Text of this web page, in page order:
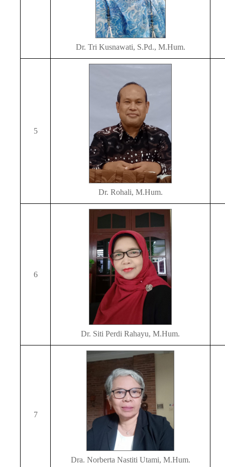
Dr. Tri Kusnawati, S.Pd., M.Hum.
5
Dr. Rohali, M.Hum.
6
Dr. Siti Perdi Rahayu, M.Hum.
7
Dra. Norberta Nastiti Utami, M.Hum.